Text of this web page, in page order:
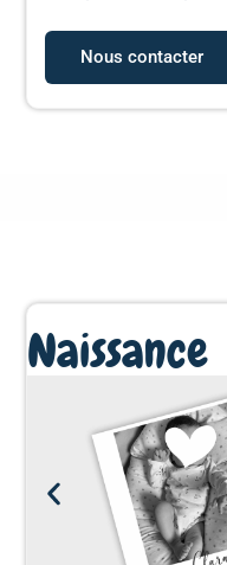
Nous contacter
Naissance